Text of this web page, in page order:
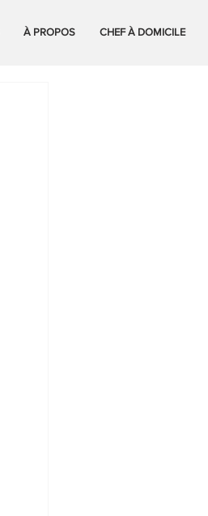
À PROPOS CHEF À DOMICILE